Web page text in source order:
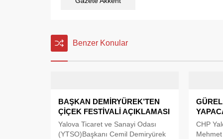
Benzer Konular
BAŞKAN DEMİRYÜREK’TEN
ÇİÇEK FESTİVALİ AÇIKLAMASI
Yalova Ticaret ve Sanayi Odası
(YTSO)Başkanı Cemil Demiryürek
CHP